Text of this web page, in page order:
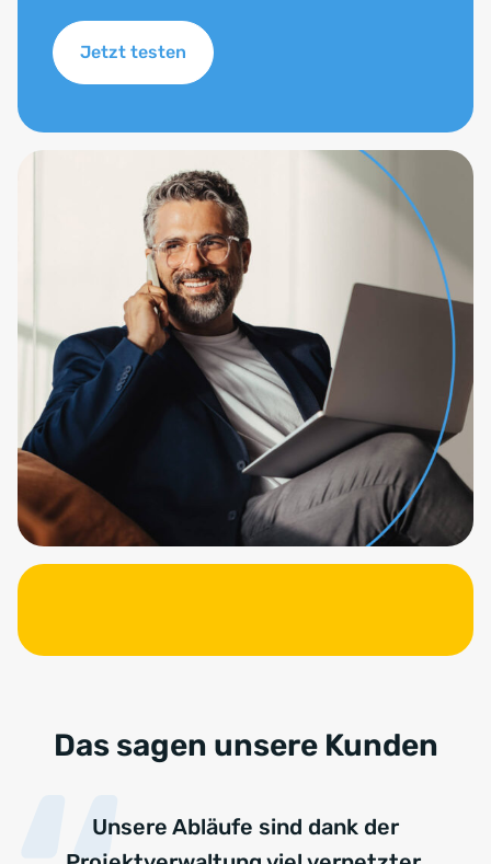
Jetzt testen
Das sagen unsere Kunden
Unsere Abläufe sind dank der